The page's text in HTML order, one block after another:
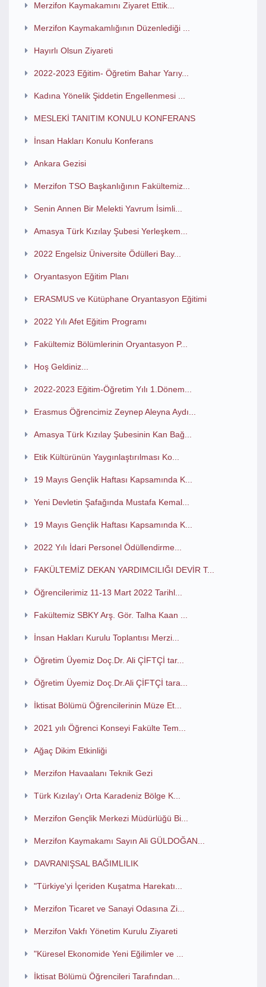
Merzifon Kaymakamını Ziyaret Ettik...
Merzifon Kaymakamlığının Düzenlediği ...
Hayırlı Olsun Ziyareti
2022-2023 Eğitim- Öğretim Bahar Yarıy...
Kadına Yönelik Şiddetin Engellenmesi ...
MESLEKİ TANITIM KONULU KONFERANS
İnsan Hakları Konulu Konferans
Ankara Gezisi
Merzifon TSO Başkanlığının Fakültemiz...
Senin Annen Bir Melekti Yavrum İsimli...
Amasya Türk Kızılay Şubesi Yerleşkem...
2022 Engelsiz Üniversite Ödülleri Bay...
Oryantasyon Eğitim Planı
ERASMUS ve Kütüphane Oryantasyon Eğitimi
2022 Yılı Afet Eğitim Programı
Fakültemiz Bölümlerinin Oryantasyon P...
Hoş Geldiniz...
2022-2023 Eğitim-Öğretim Yılı 1.Dönem...
Erasmus Öğrencimiz Zeynep Aleyna Aydı...
Amasya Türk Kızılay Şubesinin Kan Bağ...
Etik Kültürünün Yaygınlaştırılması Ko...
19 Mayıs Gençlik Haftası Kapsamında K...
Yeni Devletin Şafağında Mustafa Kemal...
19 Mayıs Gençlik Haftası Kapsamında K...
2022 Yılı İdari Personel Ödüllendirme...
FAKÜLTEMİZ DEKAN YARDIMCILIĞI DEVİR T...
Öğrencilerimiz 11-13 Mart 2022 Tarihl...
Fakültemiz SBKY Arş. Gör. Talha Kaan ...
İnsan Hakları Kurulu Toplantısı Merzi...
Öğretim Üyemiz Doç.Dr. Ali ÇİFTÇİ tar...
Öğretim Üyemiz Doç.Dr.Ali ÇİFTÇİ tara...
İktisat Bölümü Öğrencilerinin Müze Et...
2021 yılı Öğrenci Konseyi Fakülte Tem...
Ağaç Dikim Etkinliği
Merzifon Havaalanı Teknik Gezi
Türk Kızılay'ı Orta Karadeniz Bölge K...
Merzifon Gençlik Merkezi Müdürlüğü Bi...
Merzifon Kaymakamı Sayın Ali GÜLDOĞAN...
DAVRANIŞSAL BAĞIMLILIK
"Türkiye'yi İçeriden Kuşatma Harekatı...
Merzifon Ticaret ve Sanayi Odasına Zi...
Merzifon Vakfı Yönetim Kurulu Ziyareti
"Küresel Ekonomide Yeni Eğilimler ve ...
İktisat Bölümü Öğrencileri Tarafından...